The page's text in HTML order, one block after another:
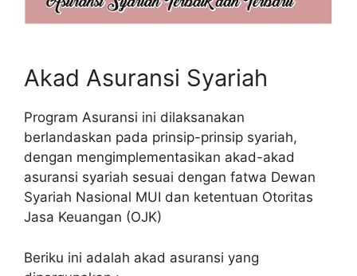
Akad Asuransi Syariah
Program Asuransi ini dilaksanakan
berlandaskan pada prinsip-prinsip syariah,
dengan mengimplementasikan akad-akad
asuransi syariah sesuai dengan fatwa Dewan
Syariah Nasional MUI dan ketentuan Otoritas
Jasa Keuangan (OJK)
Beriku ini adalah akad asuransi yang